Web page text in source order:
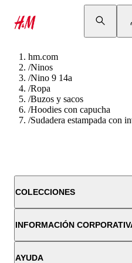
hm.com
/Ninos
/Nino 9 14a
/Ropa
/Buzos y sacos
/Hoodies con capucha
/Sudadera estampada con
COLECCIONES
INFORMACIÓN
AYUDA